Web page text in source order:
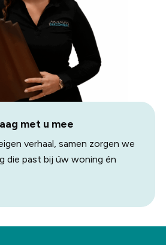
met u mee
verhaal, samen zorgen we
die past bij úw woning én